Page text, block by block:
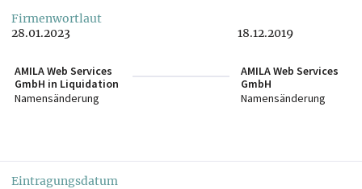
Firmenwortlaut
28.01.2023
AMILA Web Services
GmbH in Liquidation
Namensänderung
18.12.2019
AMILA Web Services
GmbH
Namensänderung
Eintragungsdatum